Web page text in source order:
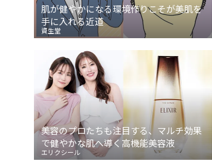
肌が健やかになる環境作りこそが美肌を
手に入れる近道
資生堂
美容のプロたちも注目する、マルチ効果
で健やかな肌へ導く高機能美容液
エリクシール